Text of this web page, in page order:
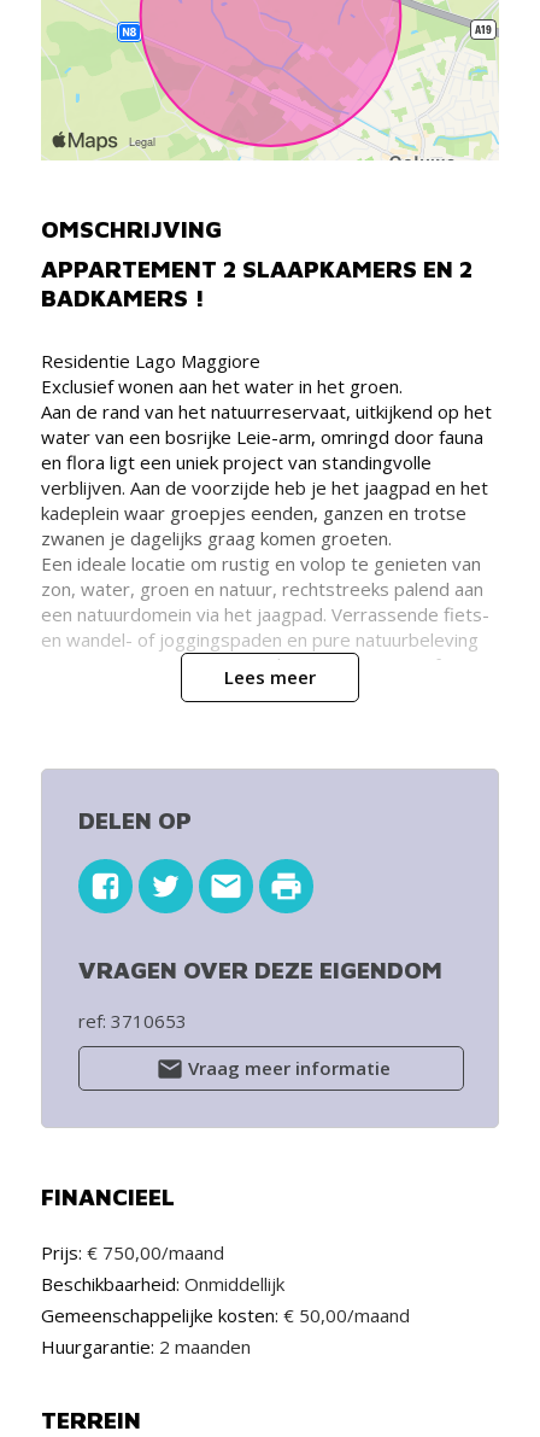
OMSCHRIJVING
APPARTEMENT 2 SLAAPKAMERS EN 2
BADKAMERS !
Residentie Lago Maggiore
Exclusief wonen aan het water in het groen.
Aan de rand van het natuurreservaat, uitkijkend op het
water van een bosrijke Leie-arm, omringd door fauna
en flora ligt een uniek project van standingvolle
verblijven. Aan de voorzijde heb je het jaagpad en het
kadeplein waar groepjes eenden, ganzen en trotse
zwanen je dagelijks graag komen groeten.
Een ideale locatie om rustig en volop te genieten van
zon, water, groen en natuur, rechtstreeks palend aan
een natuurdomein via het jaagpad. Verrassende fiets-
en wandel- of joggingspaden en pure natuurbeleving
zorgen voor een rustgevende en ontspannen sfeer.
De verblijven zijn pal naar het zuiden gericht en
garanderen een maximale transparantie voor de
plein, de Leie en de groene gordel ! Op de 2 meter
ligzetels worden gezet. Ze vormen als het ware een
verlengde van de leefruimte. De bewoners krijgen
gratis zon en elke dag opnieuw een adembenemend
waarin de badkamer volledig is geïntegreerd in de
parkeergelegenheid. De living is telkens ruim ingepland
met geïntegreerde keukenhoek en eetruimte.
De nieuwe residentie is in een stijlvolle hedendaagse
architectuur ontworpen, met gebruik van duurzame
materialen en verfijnde afwerking die bijdragen tot een
Lees meer
DELEN OP
VRAGEN OVER DEZE EIGENDOM
ref: 3710653
Vraag meer informatie
FINANCIEEL
Prijs: € 750,00/maand
Beschikbaarheid: Onmiddellijk
Gemeenschappelijke kosten: € 50,00/maand
Huurgarantie: 2 maanden
TERREIN